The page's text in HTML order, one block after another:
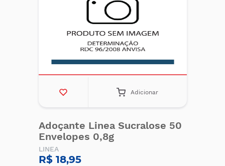
Adicionar
Adoçante Linea Sucralose 50
Envelopes 0,8g
LINEA
R$ 18,95